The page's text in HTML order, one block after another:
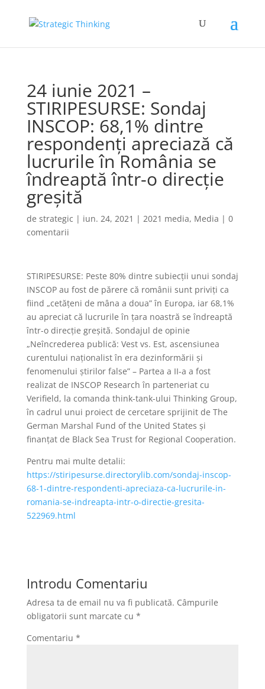
24 iunie 2021 –
STIRIPESURSE: Sondaj
INSCOP: 68,1% dintre
respondenţi apreciază că
lucrurile în România se
îndreaptă într-o direcţie
greşită
de strategic | iun. 24, 2021 | 2021 media, Media | 0
comentarii
STIRIPESURSE: Peste 80% dintre subiecţii unui sondaj
INSCOP au fost de părere că românii sunt priviţi ca
fiind „cetăţeni de mâna a doua” în Europa, iar 68,1%
au apreciat că lucrurile în ţara noastră se îndreaptă
într-o direcţie greşită. Sondajul de opinie
„Neîncrederea publică: Vest vs. Est, ascensiunea
curentului naţionalist în era dezinformării şi
fenomenului ştirilor false” – Partea a II-a a fost
realizat de INSCOP Research în parteneriat cu
Verifield, la comanda think-tank-ului Thinking Group,
în cadrul unui proiect de cercetare sprijinit de The
German Marshal Fund of the United States şi
finanţat de Black Sea Trust for Regional Cooperation.
Pentru mai multe detalii:
https://stiripesurse.directorylib.com/sondaj-inscop-
68-1-dintre-respondenti-apreciaza-ca-lucrurile-in-
romania-se-indreapta-intr-o-directie-gresita-
522969.html
Introdu Comentariu
Adresa ta de email nu va fi publicată. Câmpurile
obligatorii sunt marcate cu *
Comentariu *